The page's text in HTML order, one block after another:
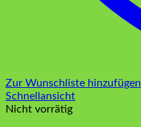
Zur Wunschliste hinzufügen
Schnellansicht
Nicht vorrätig